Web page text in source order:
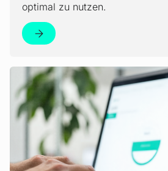
optimal zu nutzen.
Mehr erfahren!